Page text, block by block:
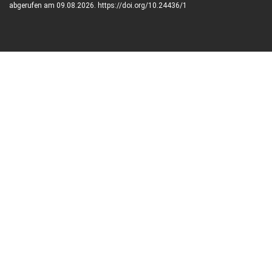
abgerufen am 09.08.2026. https://doi.org/10.24436/1